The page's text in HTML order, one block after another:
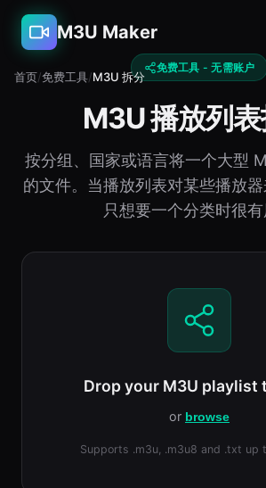
M3U Maker
首页/免费工具/M3U 拆分
免费工具 - 无需账户
M3U 播放列
按分组、国家或语言将一个大型
的文件。当播放列表对某些播放
只想要一个分类时很有
Drop your M3U playlist
or browse
Supports .m3u, .m3u8 and .txt up